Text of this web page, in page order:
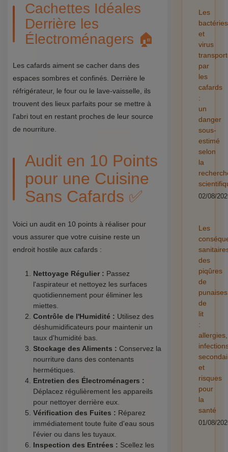
Cachettes Idéales
Derrière les
Électroménagers 🏠
Les cafards aiment se cacher dans des
espaces sombres et confinés. Derrière le
réfrigérateur, le four ou le lave-vaisselle, ils
trouvent des lieux parfaits pour se mettre à
l'abri tout en restant proches de leur source
de nourriture.
Audit en 10 Points
pour une Cuisine
Sans Cafards ✅
Voici un audit en 10 points à réaliser pour
vous assurer que votre cuisine reste un
endroit hostile aux cafards :
Nettoyage Régulier : Passez
l'aspirateur et nettoyez les surfaces
quotidiennement pour éliminer les
miettes.
Contrôle de l'Humidité : Utilisez des
déshumidificateurs pour maintenir un
taux d'humidité bas.
Stockage des Aliments : Conservez la
nourriture dans des contenants
hermétiques.
Entretien des Électroménagers :
Déplacez régulièrement les appareils
pour nettoyer derrière eux.
Vérification des Fuites : Réparez
immédiatement toute fuite d'eau sous
l'évier ou dans les tuyaux.
Inspection des Entrées : Scellez les
Les
bactéries
et
virus
par
les
cafards
:
un
danger
sous-
estimé
selon
la
02/08/
Les
des
piqûres
de
punaises
de
lit
:
allergies,
et
risques
pour
la
santé
01/08/